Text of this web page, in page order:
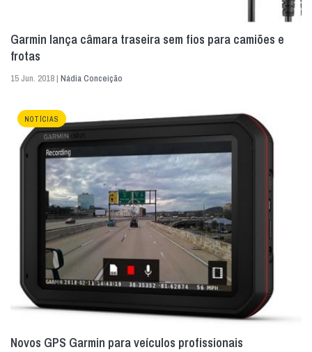
Garmin lança câmara traseira sem fios para camiões e
frotas
15 Jun. 2018 | Nádia Conceição
NOTÍCIAS
Novos GPS Garmin para veículos profissionais